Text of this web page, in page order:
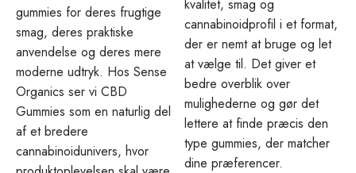
gummies for deres frugtige
smag, deres praktiske
anvendelse og deres mere
moderne udtryk. Hos Sense
Organics ser vi CBD
Gummies som en naturlig del
af et bredere
cannabinoidunivers, hvor
kvalitet, smag og
cannabinoidprofil i et format,
der er nemt at bruge og let
at vælge til. Det giver et
bedre overblik over
mulighederne og gør det
lettere at finde præcis den
type gummies, der matcher
dine præferencer.